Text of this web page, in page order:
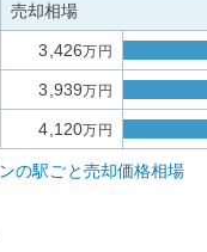
売却相場
3,426万円
3,939万円
4,120万円
の駅ごと売却価格相場